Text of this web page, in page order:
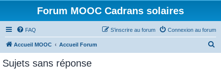
Forum MOOC Cadrans solaires
FAQ Connexion au forum
S’inscrire au forum
Accueil MOOC Accueil Forum
Sujets sans réponse